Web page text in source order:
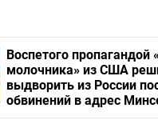
Воспетого пропагандой
молочника» из США
выдворить из России
обвинений в адрес